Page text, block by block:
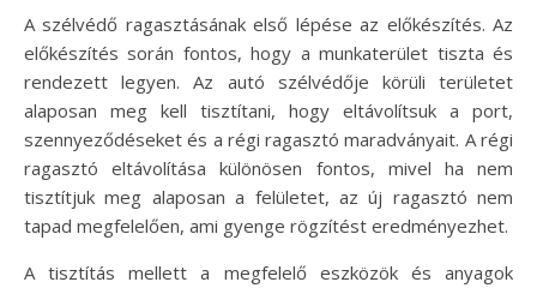
A szélvédő ragasztásának első lépése az előkészítés. Az
előkészítés során fontos, hogy a munkaterület tiszta és
rendezett legyen. Az autó szélvédője körüli területet
alaposan meg kell tisztítani, hogy eltávolítsuk a port,
szennyeződéseket és a régi ragasztó maradványait. A régi
ragasztó eltávolítása különösen fontos, mivel ha nem
tisztítjuk meg alaposan a felületet, az új ragasztó nem
tapad megfelelően, ami gyenge rögzítést eredményezhet.
A tisztítás mellett a megfelelő eszközök és anyagok